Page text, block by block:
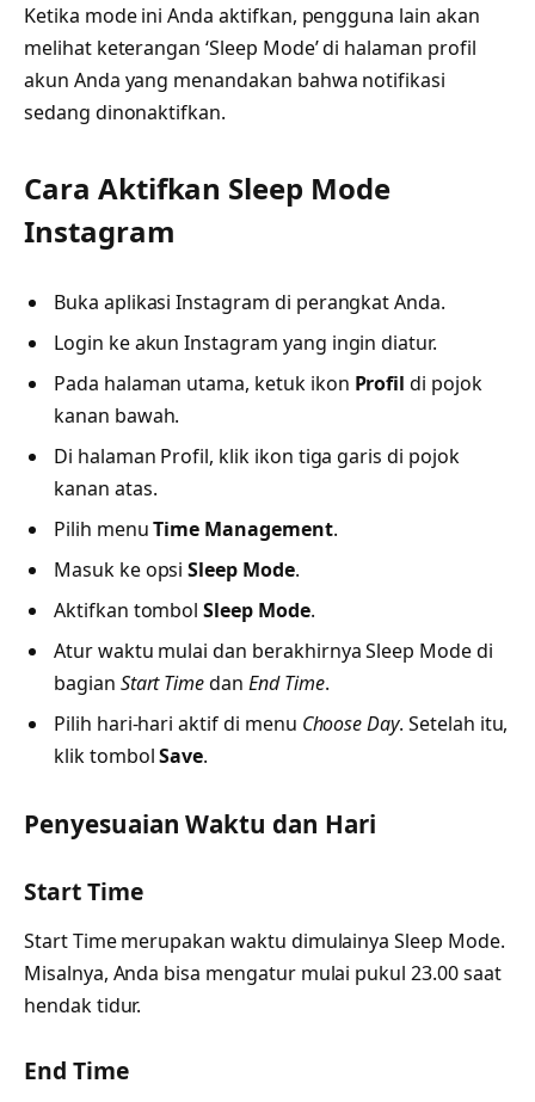
Ketika mode ini Anda aktifkan, pengguna lain akan
melihat keterangan ‘Sleep Mode’ di halaman profil
akun Anda yang menandakan bahwa notifikasi
sedang dinonaktifkan.
Cara Aktifkan Sleep Mode
Instagram
Buka aplikasi Instagram di perangkat Anda.
Login ke akun Instagram yang ingin diatur.
Pada halaman utama, ketuk ikon Profil di pojok
kanan bawah.
Di halaman Profil, klik ikon tiga garis di pojok
kanan atas.
Pilih menuTime Management.
Masuk ke opsiSleep Mode.
Aktifkan tombolSleep Mode.
Atur waktu mulai dan berakhirnya Sleep Mode di
bagian Start Timedan End Time.
Pilih hari-hari aktif di menu Choose Day. Setelah itu,
klik tombolSave.
Penyesuaian Waktu dan Hari
Start Time
Start Time merupakan waktu dimulainya Sleep Mode.
Misalnya, Anda bisa mengatur mulai pukul 23.00 saat
hendak tidur.
End Time